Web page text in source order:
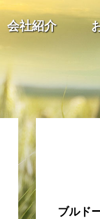
会社紹介
ブルド